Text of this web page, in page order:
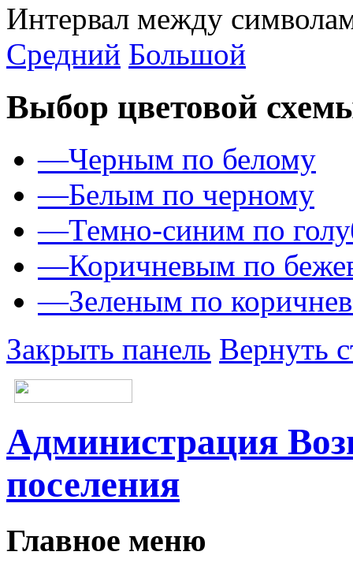
Интервал между
Средний Большой
Выбор цветовой
—Черным по белому
—Белым по черному
—Темно-синим по
—Коричневым по
—Зеленым по
Закрыть панель Вернуть
Администрация
поселения
Главное меню